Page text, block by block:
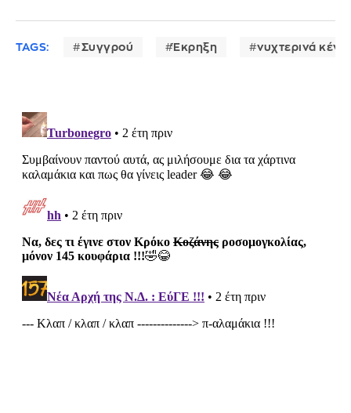
TAGS: Συγγρού Έκρηξη νυχτερινά